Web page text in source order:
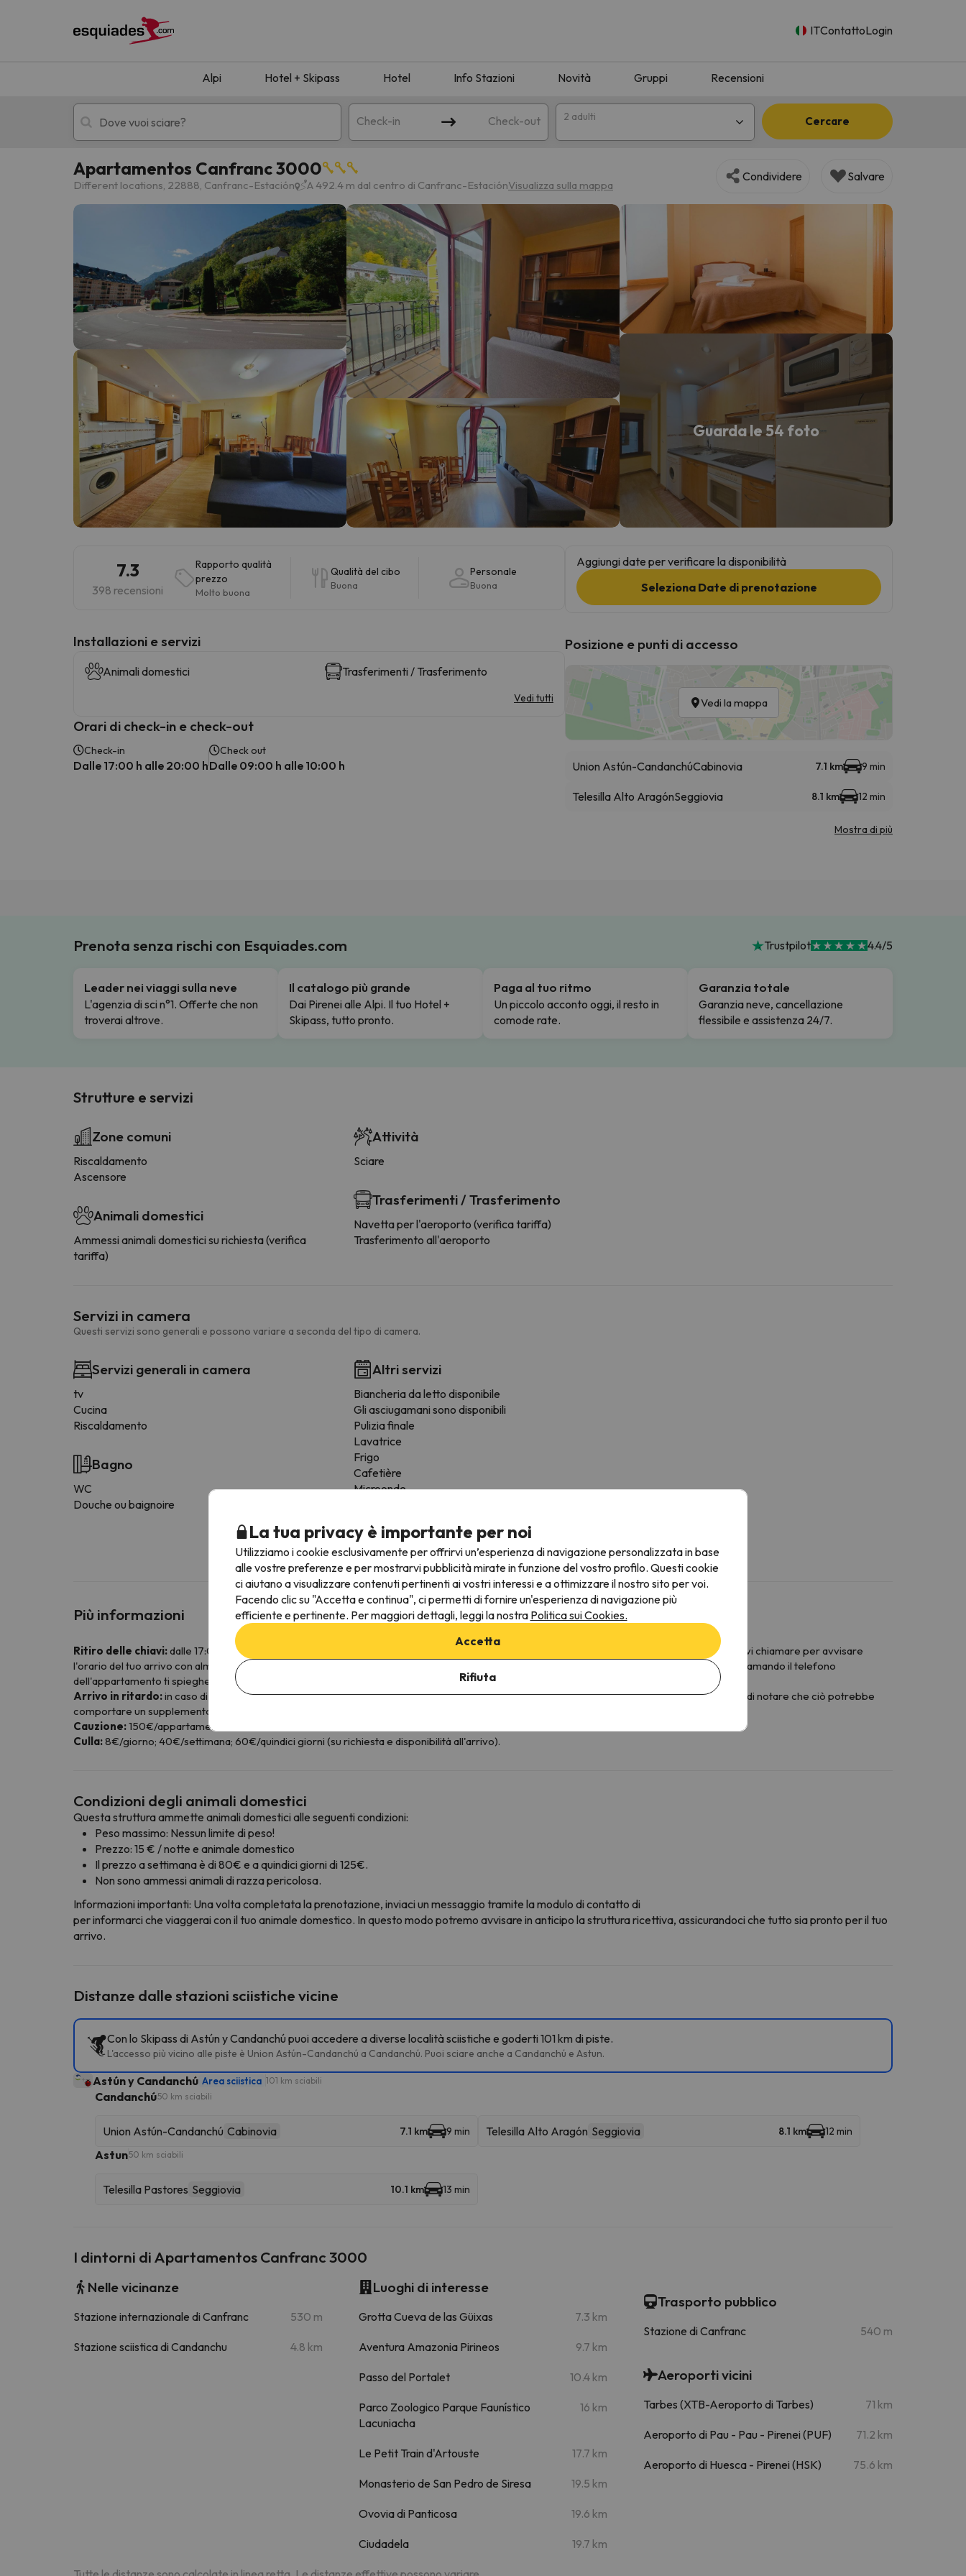
ITContattoLogin
Alpi Hotel + Skipass Hotel Info Stazioni Novità Gruppi Recensioni
Check-in Check-out 2 adulti Cercare
Hotel + skipass Hotel di montagna
Ops, non abbiamo trovato alcun risultato corrispondente alla sua ricerca. Provare a modificare la destinazione.
Sembra che il nostro ricercatore abbia perso la strada. Non appena troverà la bussola, tornerà.
Apartamentos Canfranc 3000
Different locations, 22888, Canfranc-Estación A 492.4 m dal centro di Canfranc-EstaciónVisualizza sulla mappa
Condividere Salvare
Guarda le 54 foto
7.3
398 recensioni
Rapporto qualità
prezzo
Molto buona
Qualità del cibo
Buona
Personale
Buona
Installazioni e servizi
Animali domestici Trasferimenti / Trasferimento
Vedi tutti
Orari di check-in e check-out
Check-in
Dalle 17:00 h alle 20:00 h
Check out
Dalle 09:00 h alle 10:00 h
Aggiungi date per verificare la disponibilità
Seleziona Date di prenotazione
Posizione e punti di accesso
Vedi la mappa
Union Astún-CandanchúCabinovia 7.1 km 9 min
Telesilla Alto AragónSeggiovia 8.1 km 12 min
Mostra di più
Prenota senza rischi con Esquiades.com Trustpilot 4.4/5
Leader nei viaggi sulla neve
L'agenzia di sci n°1. Offerte che non
troverai altrove.
Il catalogo più grande
Dai Pirenei alle Alpi. Il tuo Hotel +
Skipass, tutto pronto.
Paga al tuo ritmo
Un piccolo acconto oggi, il resto in
comode rate.
Garanzia totale
Garanzia neve, cancellazione
flessibile e assistenza 24/7.
Strutture e servizi
Zone comuni
Riscaldamento
Ascensore
Animali domestici
Ammessi animali domestici su richiesta (verifica
tariffa)
Attività
Sciare
Trasferimenti / Trasferimento
Navetta per l'aeroporto (verifica tariffa)
Trasferimento all'aeroporto
Servizi in camera
Questi servizi sono generali e possono variare a seconda del tipo di camera.
Servizi generali in camera
tv
Cucina
Riscaldamento
Bagno
WC
Douche ou baignoire
Altri servizi
Biancheria da letto disponibile
Gli asciugamani sono disponibili
Pulizia finale
Lavatrice
Frigo
Cafetière
Microonde
utensili da cucina
Tavoli / Sedie
Più informazioni
Ritiro delle chiavi:dalle 17:00 alle 20:00 presso l'Ufficio degli Apartamentos 3000 a Jaca (nel voucher di conferma troverete l'indirizzo). Devi chiamare per avvisare
l'orario del tuo arrivo con almeno 24 ore di anticipo. Se vuoi puoi anche fare il check-in online e puoi andare direttamente all'appartamento, chiamando il telefono
dell'appartamento ti spiegheranno come fare :-)
Arrivo in ritardo:in caso di arrivo dopo le 20:00, dovrete comunicare in anticipo alla struttura il vostro orario di arrivo previsto. Siete pregati di notare che ciò potrebbe
comportare un supplemento.
Cauzione:150€/appartamento o studio (con carta di credito).
Culla:8€/giorno; 40€/settimana; 60€/quindici giorni (su richiesta e disponibilità all'arrivo).
Condizioni degli animali domestici
Questa struttura ammette animali domestici alle seguenti condizioni:
Peso massimo: Nessun limite di peso!
Prezzo: 15 € / notte e animale domestico
Il prezzo a settimana è di 80€ e a quindici giorni di 125€.
Non sono ammessi animali di razza pericolosa.
Informazioni importanti: Una volta completata la prenotazione, inviaci un messaggio tramite la modulo di contatto di
per informarci che viaggerai con il tuo animale domestico. In questo modo potremo avvisare in anticipo la struttura ricettiva, assicurandoci che tutto sia pronto per il tuo
arrivo.
Distanze dalle stazioni sciistiche vicine
Con lo Skipass di Astún y Candanchú puoi accedere a diverse località sciistiche e goderti 101 km di piste.
L'accesso più vicino alle piste è Union Astún-Candanchú a Candanchú. Puoi sciare anche a Candanchú e Astun.
Astún y Candanchú Area sciistica 101 km sciabili
Candanchú50 km sciabili
Union Astún-Candanchú Cabinovia 7.1 km 9 min Telesilla Alto Aragón Seggiovia 8.1 km 12 min
Astun50 km sciabili
Telesilla Pastores Seggiovia 10.1 km 13 min
I dintorni di Apartamentos Canfranc 3000
Nelle vicinanze
Stazione internazionale di Canfranc 530 m
Stazione sciistica di Candanchu 4.8 km
Luoghi di interesse
Grotta Cueva de las Güixas 7.3 km
Aventura Amazonia Pirineos 9.7 km
Passo del Portalet 10.4 km
Parco Zoologico Parque Faunístico
Lacuniacha
16 km
Le Petit Train d'Artouste 17.7 km
Monasterio de San Pedro de Siresa 19.5 km
Ovovia di Panticosa 19.6 km
Ciudadela 19.7 km
Trasporto pubblico
Stazione di Canfranc 540 m
Aeroporti vicini
Tarbes (XTB-Aeroporto di Tarbes) 71 km
Aeroporto di Pau - Pau - Pirenei (PUF) 71.2 km
Aeroporto di Huesca - Pirenei (HSK) 75.6 km
La tua privacy è importante per noi
Utilizziamo i cookie esclusivamente per offrirvi un’esperienza di navigazione personalizzata in base
alle vostre preferenze e per mostrarvi pubblicità mirate in funzione del vostro profilo. Questi cookie
ci aiutano a visualizzare contenuti pertinenti ai vostri interessi e a ottimizzare il nostro sito per voi.
Facendo clic su "Accetta e continua", ci permetti di fornire un'esperienza di navigazione più
efficiente e pertinente. Per maggiori dettagli, leggi la nostra Politica sui Cookies.
Accetta
Rifiuta